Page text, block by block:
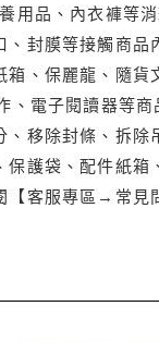
用品、內衣褲等
、封膜等接觸商
箱、保麗龍、隨貨
、電子閱讀器等
、移除封條、拆
保護袋、配件紙箱
【客服專區→常見